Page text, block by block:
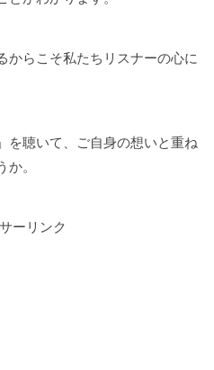
らこそ私たちリスナーの心に
を聴いて、ご自身の想いと重ね
。
ーリンク